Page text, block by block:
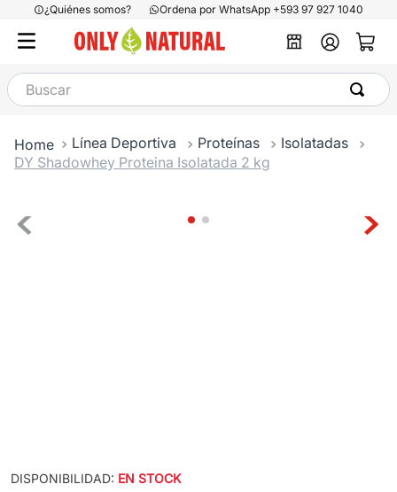
¿Quiénes somos? Ordena por WhatsApp +593 97 927 1040
Buscar
Línea Deportiva Proteínas
Isolatadas
DY Shadowhey Proteina Isolatada 2 kg
DISPONIBILIDAD: EN STOCK